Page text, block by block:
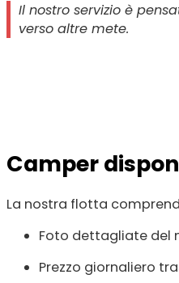
Il nostro servizio è
verso altre mete.
Camper
La nostra flotta
Foto dettagliate del
Prezzo giornaliero